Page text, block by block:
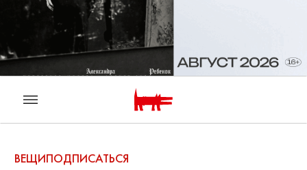
ВЕЩИПОДПИСАТЬСЯ